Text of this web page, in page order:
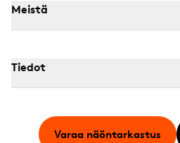
Meistä
Tiedot
Varaa näöntarkastus